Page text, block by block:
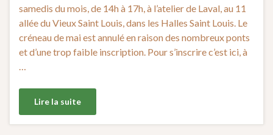
samedis du mois, de 14h à 17h, à l’atelier de Laval, au 11
allée du Vieux Saint Louis, dans les Halles Saint Louis. Le
créneau de mai est annulé en raison des nombreux ponts
et d’une trop faible inscription. Pour s’inscrire c’est ici, à
Lire la suite